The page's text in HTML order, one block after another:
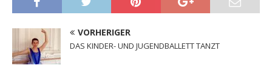
VORHERIGER
DAS KINDER- UND JUGENDBALLETT TANZT